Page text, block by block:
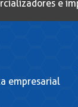
e
empresarial